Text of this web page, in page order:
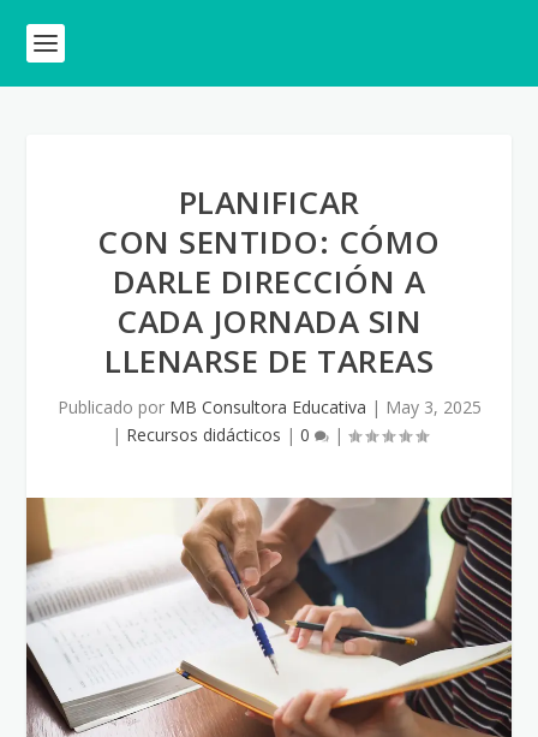
PLANIFICAR
CON SENTIDO: CÓMO
DARLE DIRECCIÓN A
CADA JORNADA SIN
LLENARSE DE TAREAS
Publicado por MB Consultora Educativa | May 3, 2025
| Recursos didácticos | 0 |